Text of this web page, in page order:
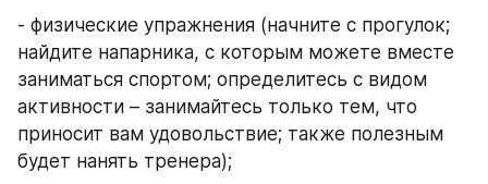
- физические упражнения (начните с прогулок;
найдите напарника, с которым можете вместе
заниматься спортом; определитесь с видом
активности – занимайтесь только тем, что
приносит вам удовольствие; также полезным
будет нанять тренера);